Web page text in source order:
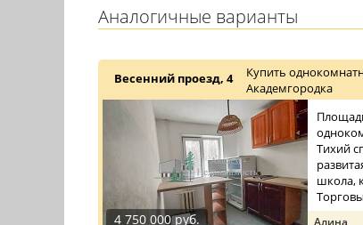
Аналогичные варианты
Весенний проезд, 4
Купить
Академгородка
4 750 000 руб.
Тихий
школа,
Алина